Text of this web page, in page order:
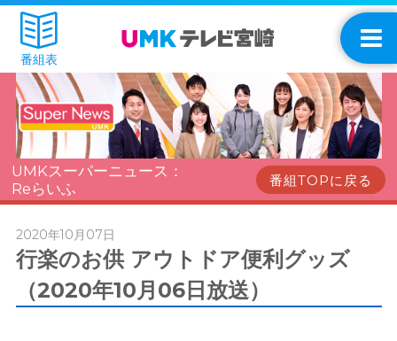
番組表
UMKスーパーニュース：
Reらいふ
番組TOPに戻る
2020年10月07日
行楽のお供 アウトドア便利グッズ
（2020年10月06日放送）